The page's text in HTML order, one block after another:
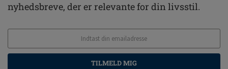
nyhedsbreve, der er relevante for din livsstil.
TILMELD MIG